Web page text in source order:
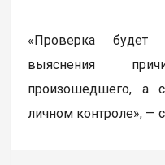
«Проверка будет
выяснения
произошедшего, а
личном контроле», —